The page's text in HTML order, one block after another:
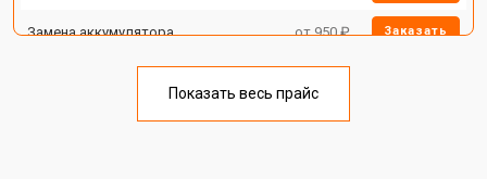
Замена аккумулятора от 950 ₽ Заказать
Ремонт цепи питания от 3200 ₽
Показать весь прайс